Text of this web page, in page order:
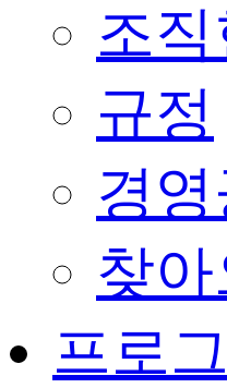
조
규정
경영
찾
프로